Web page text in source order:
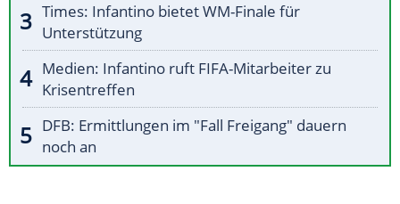
Times: Infantino bietet WM-Finale für
Unterstützung
Medien: Infantino ruft FIFA-Mitarbeiter zu
Krisentreffen
DFB: Ermittlungen im "Fall Freigang" dauern
noch an